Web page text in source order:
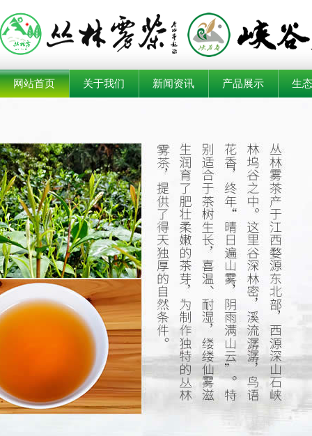
网站首页 关于我们 新闻资讯 产品展示 生